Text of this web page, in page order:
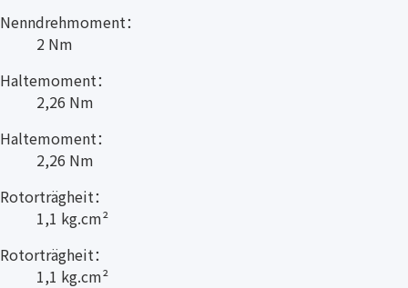
Nenndrehmoment：
2 Nm
Haltemoment：
2,26 Nm
Haltemoment：
2,26 Nm
Rotorträgheit：
1,1 kg.cm²
Rotorträgheit：
1,1 kg.cm²